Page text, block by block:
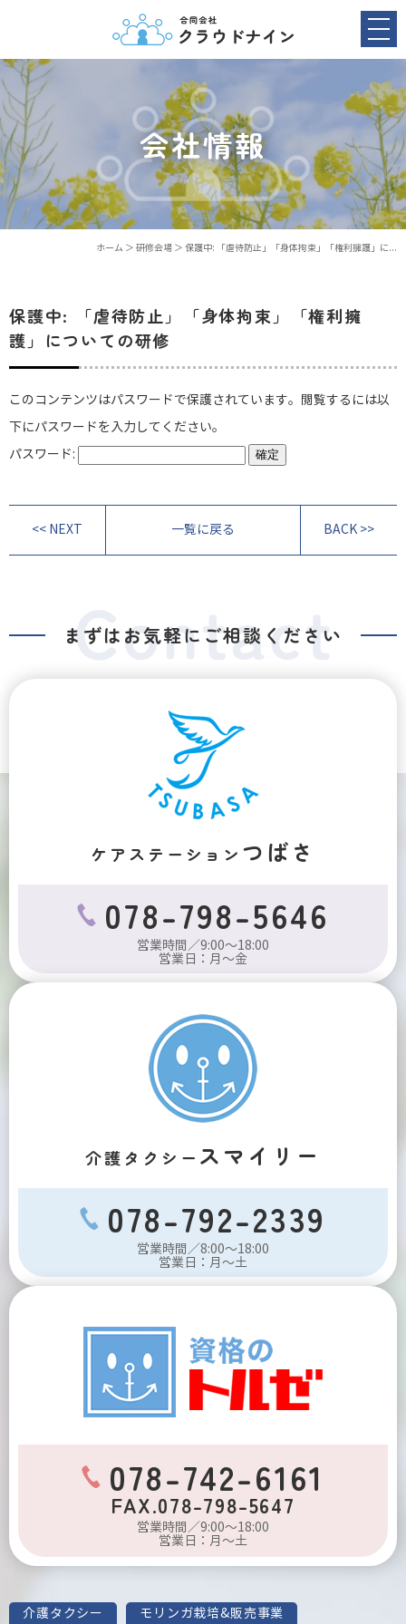
会社情報
ホーム ＞ 研修会場 ＞ 保護中: 「虐待防止」「身体拘束」「権利擁護」に...
保護中: 「虐待防止」「身体拘束」「権利擁
護」についての研修
このコンテンツはパスワードで保護されています。閲覧するには以
下にパスワードを入力してください。
パスワード:
<< NEXT 一覧に戻る BACK >>
まずはお気軽にご相談ください
ケアステーション つばさ
078-798-5646
営業時間／9:00～18:00
営業日：月～金
介護タクシー スマイリー
078-792-2339
営業時間／8:00～18:00
営業日：月～土
078-742-6161
FAX.078-798-5647
営業時間／9:00～18:00
営業日：月～土
介護タクシー モリンガ栽培&販売事業